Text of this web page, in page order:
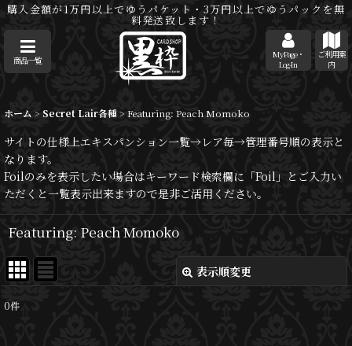
購入金額が1万円以上でゆうパケット・3万円以上でゆうパックを無
料発送致します！
商品一覧
MyPage・
Log-In
ご利用案
内
ホーム > Secret Lair各種> Featuring: Peach Momoko
サイトの仕様上エキスパンション一覧→レア毎→管理番号順の表示と
なります。
Foilのみを表示したい場合はキーワード検索欄に「Foil」とご入力い
ただくと一覧表示出来ますので是非ご活用ください。
Featuring: Peach Momoko
表示順変更
表示数
0件